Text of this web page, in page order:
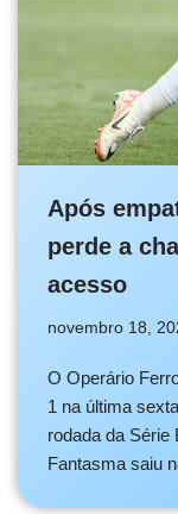
Após
perde a
acesso
novembro 18,
O Operário
1 na última
rodada da Série
Fantasma saiu